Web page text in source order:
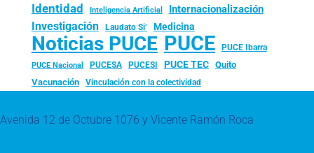
Identidad Inteligencia Artificial Internacionalización
Investigación Laudato Si’ Medicina
Noticias PUCE PUCE PUCE Ibarra
PUCE Nacional PUCESA PUCESI PUCE TEC
Quito
Vacunación
Vinculación con la colectividad
Avenida 12 de Octubre 1076 y Vicente Ramón Roca